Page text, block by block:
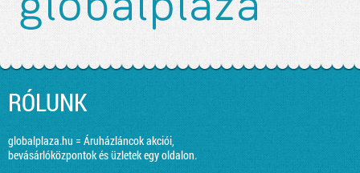
RÓLUNK
globalplaza.hu = Áruházláncok akciói,
bevásárlóközpontok és üzletek egy oldalon.